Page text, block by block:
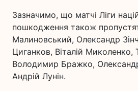
Зазначимо, що матчі Ліги
пошкодження також
Малиновський, Олександр
Циганков, Віталій Миколенко,
Володимир Бражко,
Андрій Лунін.